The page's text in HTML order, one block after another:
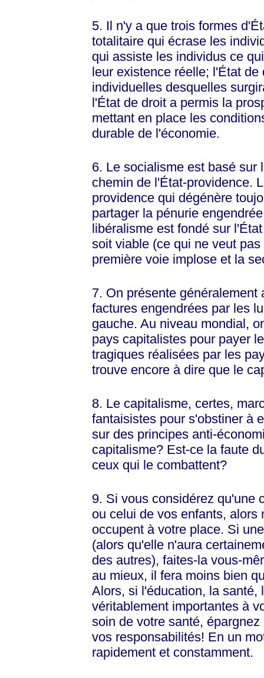
5. Il n'y a que trois formes
totalitaire qui écrase les
qui assiste les individus ce
leur existence réelle; l'État
individuelles desquelles
l'État de droit a permis la
mettant en place les
durable de l'économie.
6. Le socialisme est basé sur
chemin de l'État-providence.
providence qui dégénère
partager la pénurie
libéralisme est fondé sur
soit viable (ce qui ne veut
première voie implose et la
7. On présente
factures engendrées par les
gauche. Au niveau mondial,
pays capitalistes pour payer
tragiques réalisées par les
trouve encore à dire que le
8. Le capitalisme, certes,
fantaisistes pour s'obstiner à
sur des principes anti-
capitalisme? Est-ce la faute
ceux qui le combattent?
9. Si vous considérez qu'une
ou celui de vos enfants, alors
occupent à votre place. Si
(alors qu'elle n'aura
des autres), faites-la vous-
au mieux, il fera moins bien
Alors, si l'éducation, la santé,
véritablement importantes à
soin de votre santé,
vos responsabilités! En un
rapidement et constamment.